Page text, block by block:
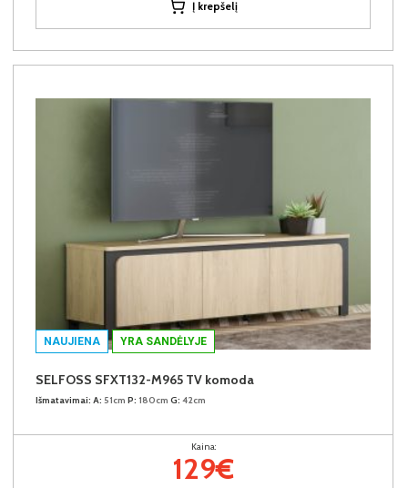
Į krepšelį
NAUJIENA YRA SANDĖLYJE
SELFOSS SFXT132-M965 TV komoda
Išmatavimai: A: 51cm P: 180cm G: 42cm
Kaina:
129€